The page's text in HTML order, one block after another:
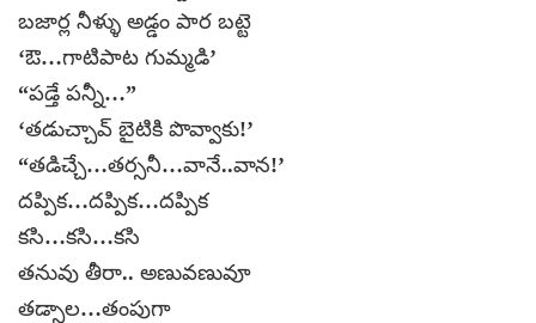
బజార్ల నీళ్ళు అడ్డం పార బట్టె
‘ఔ…గాటిపాట గుమ్మడి’
“పడ్తే పన్నీ…”
‘తడుచ్చావ్ బైటికి పొవ్వాకు!’
“తడిచ్చే…తర్సనీ…వానే..వాన!’
దప్పిక…దప్పిక…దప్పిక
కసి…కసి…కసి
తనువు తీరా.. అణువణువూ
తడ్సాల…తంపుగా